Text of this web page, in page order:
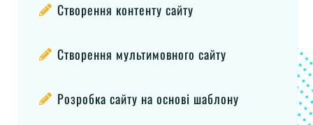
Створення контенту сайту
Створення мультимовного сайту
Розробка сайту на основі шаблону